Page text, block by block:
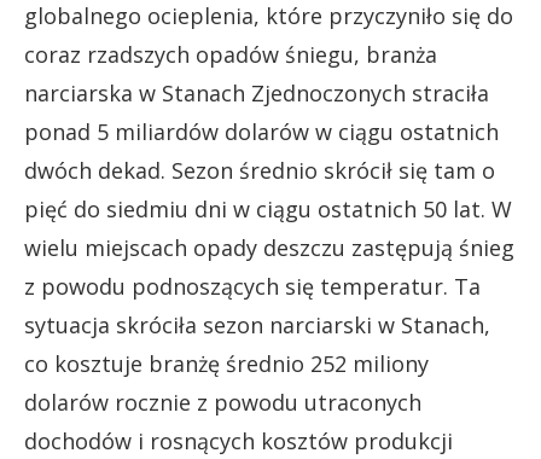
globalnego ocieplenia, które przyczyniło się do
coraz rzadszych opadów śniegu, branża
narciarska w Stanach Zjednoczonych straciła
ponad 5 miliardów dolarów w ciągu ostatnich
dwóch dekad. Sezon średnio skrócił się tam o
pięć do siedmiu dni w ciągu ostatnich 50 lat. W
wielu miejscach opady deszczu zastępują śnieg
z powodu podnoszących się temperatur. Ta
sytuacja skróciła sezon narciarski w Stanach,
co kosztuje branżę średnio 252 miliony
dolarów rocznie z powodu utraconych
dochodów i rosnących kosztów produkcji